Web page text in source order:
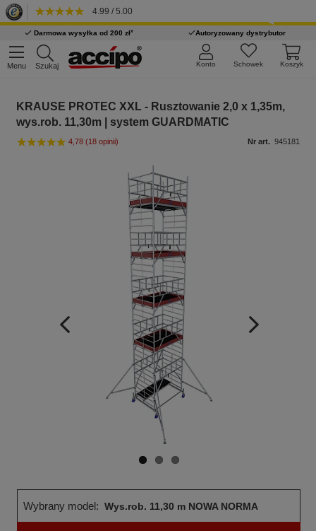
4.99 / 5.00
Darmowa wysyłka od 200 zł* Autoryzowany dystrybutor
Menu Szukaj Koszyk
Schowek
Konto
KRAUSE PROTEC XXL - Rusztowanie 2,0 x 1,35m,
wys.rob. 11,30m | system GUARDMATIC
4,78 (18 opinii) Nr art. 945181
Wybrany model: Wys.rob. 11,30 m NOWA NORMA